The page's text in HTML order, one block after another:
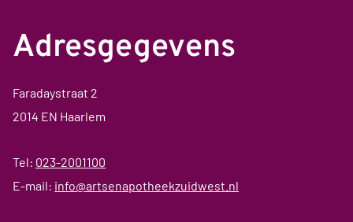
Adresgegevens
Faradaystraat 2
2014 EN Haarlem
Tel: 023-2001100
E-mail: info@artsenapotheekzuidwest.nl